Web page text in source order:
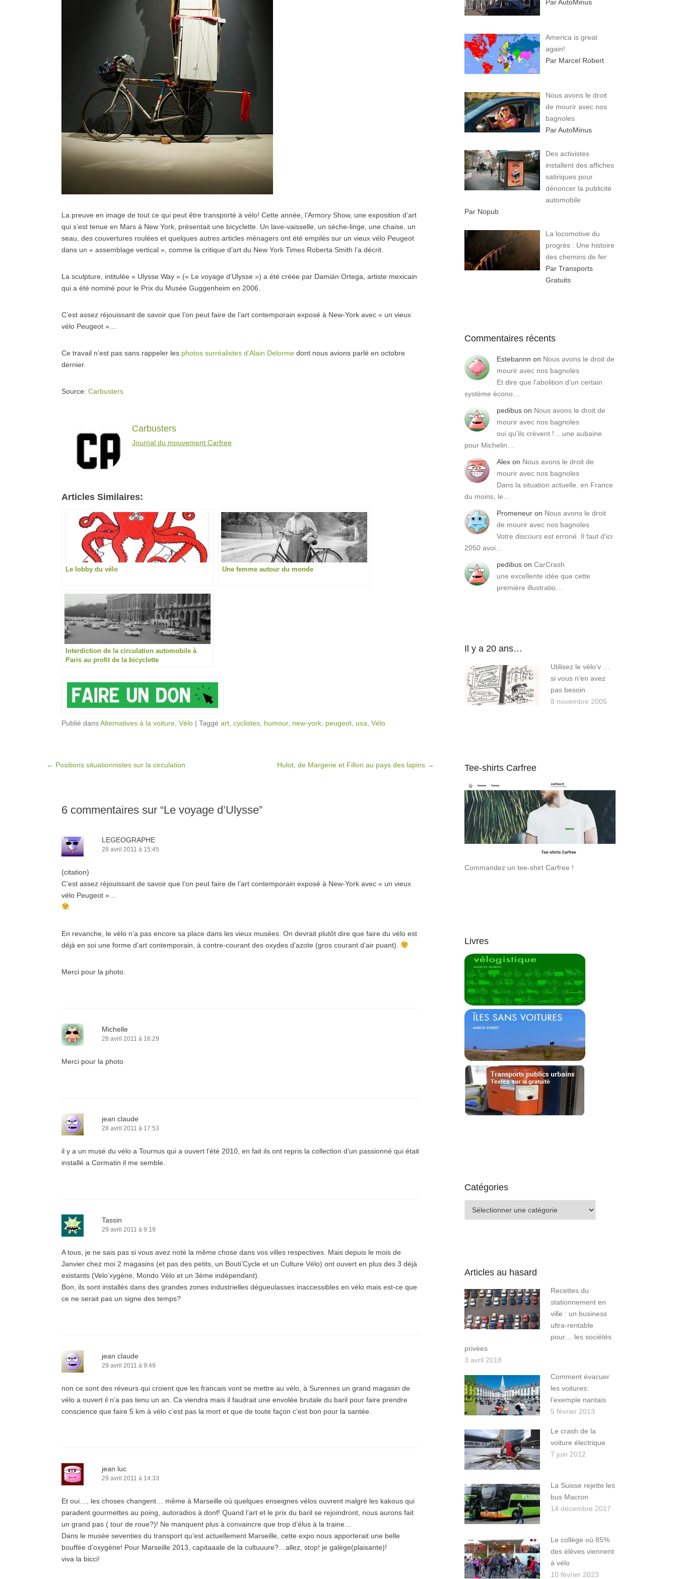
La preuve en image de tout ce qui peut être transporté à vélo! Cette année, l’Armory Show, une exposition d’art
qui s’est tenue en Mars à New York, présentait une bicyclette. Un lave-vaisselle, un sèche-linge, une chaise, un
seau, des couvertures roulées et quelques autres articles ménagers ont été empilés sur un vieux vélo Peugeot
dans un « assemblage vertical », comme la critique d’art du New York Times Roberta Smith l’a décrit.
La sculpture, intitulée « Ulysse Way » (« Le voyage d’Ulysse ») a été créée par Damián Ortega, artiste mexicain
qui a été nominé pour le Prix du Musée Guggenheim en 2006.
C’est assez réjouissant de savoir que l’on peut faire de l’art contemporain exposé à New-York avec « un vieux
vélo Peugeot »…
Ce travail n’est pas sans rappeler les photos surréalistes d’Alain Delorme dont nous avions parlé en octobre
dernier.
Source: Carbusters
Carbusters
Journal du mouvement Carfree
Articles Similaires:
Le lobby du vélo Une femme autour du monde
Interdiction de la circulation automobile à
Paris au profit de la bicyclette
Publié dansAlternatives à la voiture Vélo | Taggé art cyclistes humour, new-york peugeot usa Vélo
Post navigation
← Positions situationnistes sur la circulation Hulot, de Margerie et Fillon au pays des lapins →
6 commentaires sur “Le voyage d’Ulysse”
LEGEOGRAPHE
28 avril 2011 à 15:45
(citation)
C’est assez réjouissant de savoir que l’on peut faire de l’art contemporain exposé à New-York avec « un vieux
vélo Peugeot »…
En revanche, le vélo n’a pas encore sa place dans les vieux musées. On devrait plutôt dire que faire du vélo est
déjà en soi une forme d’art contemporain, à contre-courant des oxydes d’azote (gros courant d’air puant).
Merci pour la photo.
Michelle
28 avril 2011 à 16:29
Merci pour la photo
jean claude
28 avril 2011 à 17:53
il y a un musé du vélo a Tournus qui a ouvert l’été 2010, en fait ils ont repris la collection d’un passionné qui était
installé a Cormatin il me semble.
Tassin
29 avril 2011 à 9:19
A tous, je ne sais pas si vous avez noté la même chose dans vos villes respectives. Mais depuis le mois de
Janvier chez moi 2 magasins (et pas des petits, un Bouti’Cycle et un Culture Vélo) ont ouvert en plus des 3 déjà
existants (Velo’xygène, Mondo Vélo et un 3ème indépendant).
Bon, ils sont installés dans des grandes zones industrielles dégueulasses inaccessibles en vélo mais est-ce que
ce ne serait pas un signe des temps?
jean claude
29 avril 2011 à 9:49
non ce sont des réveurs qui croient que les francais vont se mettre au vélo, à Surennes un grand magasin de
vélo a ouvert il n’a pas tenu un an. Ca viendra mais il faudrait une envolée brutale du baril pour faire prendre
conscience que faire 5 km à vélo c’est pas la mort et que de toute façon c’est bon pour la santée.
jean luc
29 avril 2011 à 14:33
Et oui…, les choses changent… même à Marseille où quelques enseignes vélos ouvrent malgré les kakous qui
paradent gourmettes au poing, autoradios à donf! Quand l’art et le prix du baril se rejoindront, nous aurons fait
un grand pas ( tour de roue?)! Ne manquent plus à convaincre que trop d’élus à la traine…
Dans le musée seventies du transport qu’est actuellement Marseille, cette expo nous apporterait une belle
bouffée d’oxygène! Pour Marseille 2013, capitaaale de la cultuuure?…allez, stop! je galège(plaisante)!
viva la bicci!
Par AutoMinus
America is great
again!
Par Marcel Robert
Nous avons le droit
de mourir avec nos
bagnoles
Par AutoMinus
Des activistes
installent des affiches
satiriques pour
dénoncer la publicité
automobile
Par Nopub
La locomotive du
progrès : Une histoire
des chemins de fer
Par Transports
Gratuits
Commentaires récents
Estebannn on Nous avons le droit de
mourir avec nos bagnoles
Et dire que l'abolition d'un certain
système écono…
pedibus on Nous avons le droit de
mourir avec nos bagnoles
oui qu'ils crèvent !... une aubaine
pour Michelin…
Alex on Nous avons le droit de
mourir avec nos bagnoles
Dans la situation actuelle, en France
du moins, le…
Promeneur on Nous avons le droit
de mourir avec nos bagnoles
Votre discours est erroné. Il faut d'ici
2050 avoi…
pedibus on CarCrash
une excellente idée que cette
première illustratio…
Il y a 20 ans…
Utilisez le vélo’v …
si vous n’en avez
pas besoin
8 novembre 2005
Tee-shirts Carfree
Commandez un tee-shirt Carfree !
Livres
Catégories
Articles au hasard
Recettes du
stationnement en
ville : un business
ultra-rentable
pour… les sociétés
privées
3 avril 2018
Comment évacuer
les voitures:
l’exemple nantais
5 février 2013
Le crash de la
voiture électrique
7 juin 2012
La Suisse rejette les
bus Macron
14 décembre 2017
Le collège où 85%
des élèves viennent
à vélo
10 février 2023